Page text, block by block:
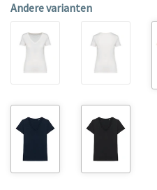
Andere varianten